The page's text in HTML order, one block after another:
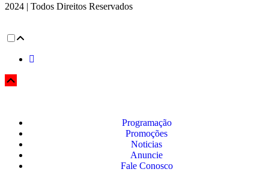
2024 | Todos Direitos Reservados
Programação
Promoções
Noticias
Anuncie
Fale Conosco